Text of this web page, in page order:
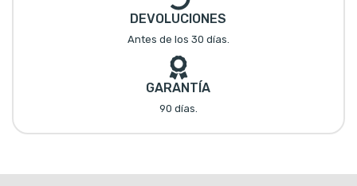
DEVOLUCIONES
Antes de los 30 días.
GARANTÍA
90 días.